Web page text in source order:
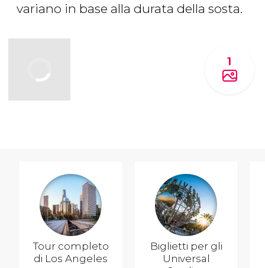
variano in base alla durata della sosta.
1
Tour completo
di Los Angeles
Biglietti per gli
Universal